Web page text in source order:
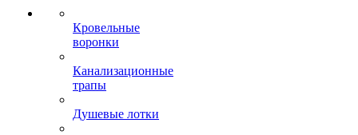
Кровельные
воронки
Канализационные
трапы
Душевые лотки